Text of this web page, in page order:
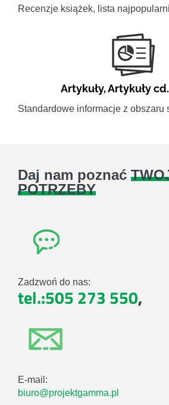
Recenzje książek, lista
Artykuły,Artykuły cd.
Standardowe informacje z obszaru
Daj nam poznać
POTRZEBY
Zadzwoń do nas:
tel.:505 273 550,
E-mail:
biuro@projektgamma.pl